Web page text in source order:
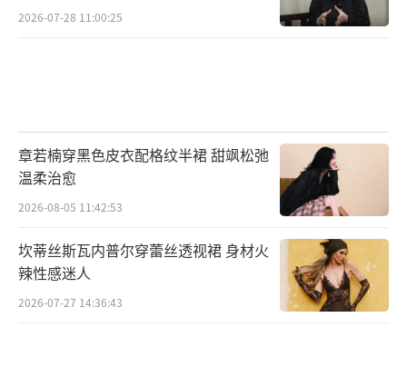
2026-07-28 11:00:25
章若楠穿黑色皮衣配格纹半裙 甜飒松弛
温柔治愈
2026-08-05 11:42:53
坎蒂丝斯瓦内普尔穿蕾丝透视裙 身材火
辣性感迷人
2026-07-27 14:36:43